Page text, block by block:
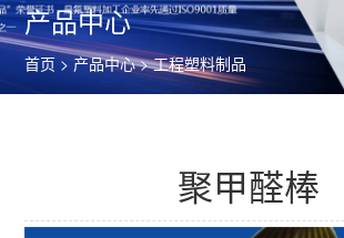
产品中心
首页 > 产品中心>工程塑料制品
聚甲醛棒